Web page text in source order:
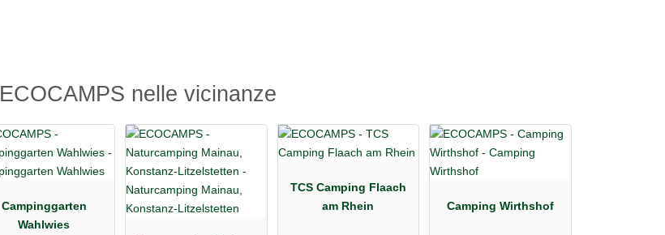
ECOCAMPS nelle vicinanze
Campinggarten
Wahlwies
TCS Camping Flaach
am Rhein
Camping Wirthshof